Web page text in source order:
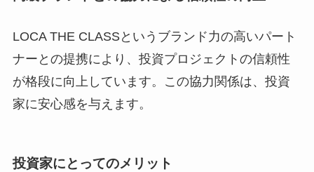
LOCA THE CLASSというブランド力の高いパート
ナーとの提携により、投資プロジェクトの信頼性
が格段に向上しています。この協力関係は、投資
家に安心感を与えます。
投資家にとってのメリット